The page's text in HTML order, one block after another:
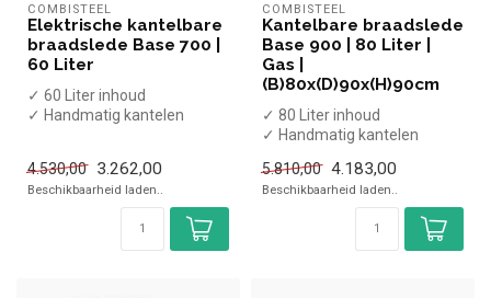
COMBISTEEL
Elektrische kantelbare
braadslede Base 700 |
60 Liter
✓ 60 Liter inhoud
✓ Handmatig kantelen
4.530,00
3.262,00
Beschikbaarheid laden..
COMBISTEEL
Kantelbare braadslede
Base 900 | 80 Liter |
Gas |
(B)80x(D)90x(H)90cm
✓ 80 Liter inhoud
✓ Handmatig kantelen
✓ Gas
5.810,00 4.183,00
Beschikbaarheid laden..